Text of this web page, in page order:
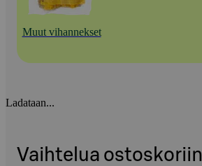
Muut vihannekset
Ladataan...
Vaihtelua ostoskoriin